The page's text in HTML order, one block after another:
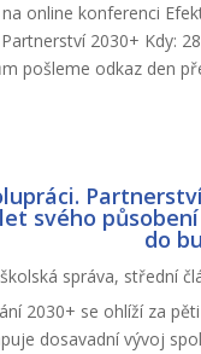
online konferenci
2030+ Kdy:
pošleme odkaz den
svého
do
správa, střední
2030+ se ohlíží za
dosavadní vývoj